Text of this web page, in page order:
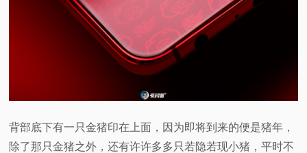
背部底下有一只金猪印在上面，因为即将到来的便是猪年，
除了那只金猪之外，还有许许多多只若隐若现小猪，平时不